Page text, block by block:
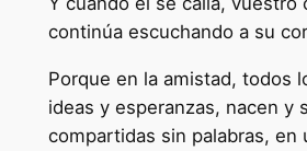
continúa escuchando a su
Porque en la amistad, todos
ideas y esperanzas, nacen y
compartidas sin palabras, en